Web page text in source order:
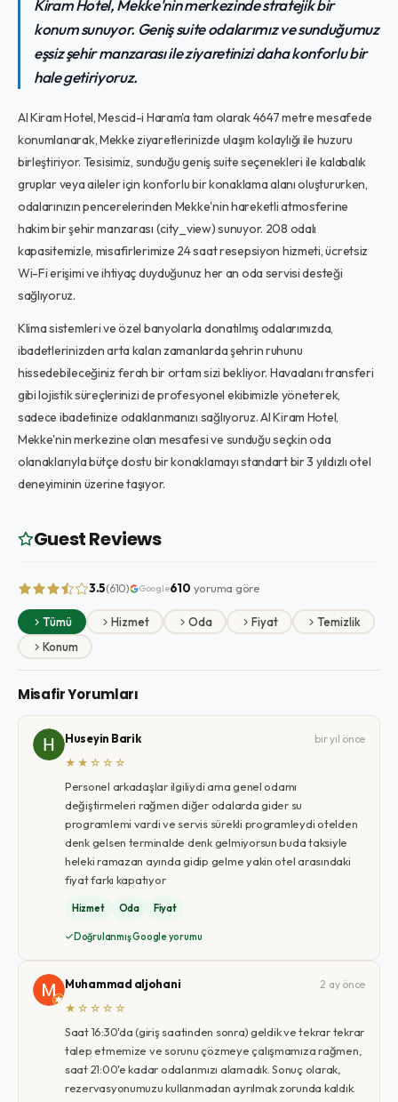
Kiram Hotel, Mekke'nin merkezinde stratejik bir
konum sunuyor. Geniş suite odalarımız ve sunduğumuz
eşsiz şehir manzarası ile ziyaretinizi daha konforlu bir
hale getiriyoruz.
Al Kiram Hotel, Mescid-i Haram'a tam olarak 4647 metre mesafede
konumlanarak, Mekke ziyaretlerinizde ulaşım kolaylığı ile huzuru
birleştiriyor. Tesisimiz, sunduğu geniş suite seçenekleri ile kalabalık
gruplar veya aileler için konforlu bir konaklama alanı oluştururken,
odalarınızın pencerelerinden Mekke'nin hareketli atmosferine
hakim bir şehir manzarası (city_view) sunuyor. 208 odalı
kapasitemizle, misafirlerimize 24 saat resepsiyon hizmeti, ücretsiz
Wi-Fi erişimi ve ihtiyaç duyduğunuz her an oda servisi desteği
sağlıyoruz.
Klima sistemleri ve özel banyolarla donatılmış odalarımızda,
ibadetlerinizden arta kalan zamanlarda şehrin ruhunu
hissedebileceğiniz ferah bir ortam sizi bekliyor. Havaalanı transferi
gibi lojistik süreçlerinizi de profesyonel ekibimizle yöneterek,
sadece ibadetinize odaklanmanızı sağlıyoruz. Al Kiram Hotel,
Mekke'nin merkezine olan mesafesi ve sunduğu seçkin oda
olanaklarıyla bütçe dostu bir konaklamayı standart bir 3 yıldızlı otel
deneyiminin üzerine taşıyor.
Guest Reviews
3.5(610) Google610 yoruma göre
Tümü Hizmet Oda Fiyat
Temizlik
Konum
Misafir Yorumları
Huseyin Barik
bir yıl önce
★★☆☆☆
Personel arkadaşlar ilgiliydi ama genel odamı
değiştirmeleri rağmen diğer odalarda gider su
programlemi vardi ve servis sürekli programleydi otelden
denk gelsen terminalde denk gelmiyorsun buda taksiyle
heleki ramazan ayında gidip gelme yakin otel arasındaki
fiyat farkı kapatıyor
Hizmet Oda Fiyat
Doğrulanmış Google yorumu
Muhammad aljohani
2 ay önce
★☆☆☆☆
Saat 16:30'da (giriş saatinden sonra) geldik ve tekrar tekrar
talep etmemize ve sorunu çözmeye çalışmamıza rağmen,
saat 21:00'e kadar odalarımızı alamadık. Sonuç olarak,
rezervasyonumuzu kullanmadan ayrılmak zorunda kaldık.